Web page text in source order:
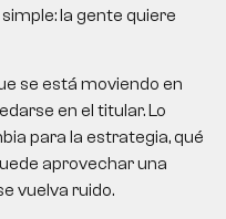
la gente quiere
se está moviendo en
en el titular. Lo
para la estrategia, qué
aprovechar una
vuelva ruido.